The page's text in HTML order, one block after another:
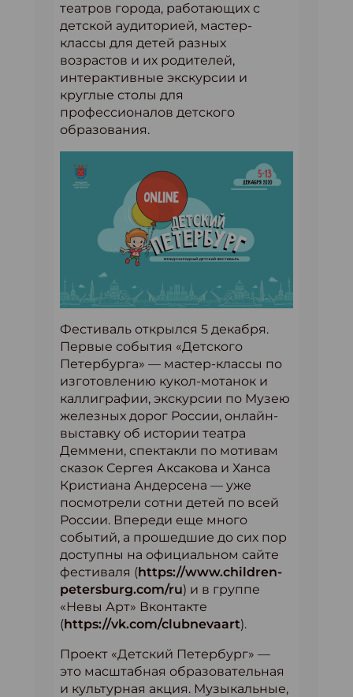
театров города, работающих с
детской аудиторией, мастер-
классы для детей разных
возрастов и их родителей,
интерактивные экскурсии и
круглые столы для
профессионалов детского
образования.
Фестиваль открылся 5 декабря.
Первые события «Детского
Петербурга» — мастер-классы по
изготовлению кукол-мотанок и
каллиграфии, экскурсии по Музею
железных дорог России, онлайн-
выставку об истории театра
Деммени, спектакли по мотивам
сказок Сергея Аксакова и Ханса
Кристиана Андерсена — уже
посмотрели сотни детей по всей
России. Впереди еще много
событий, а прошедшие до сих пор
доступны на официальном сайте
фестиваля (https://www.children-
petersburg.com/ru) и в группе
«Невы Арт» Вконтакте
(https://vk.com/clubnevaart).
Проект «Детский Петербург» —
это масштабная образовательная
и культурная акция. Музыкальные,